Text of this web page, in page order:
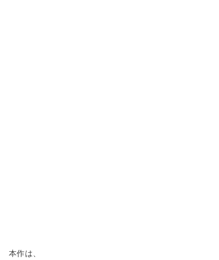
本作は、